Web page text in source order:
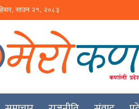
साउन २१, २०८३